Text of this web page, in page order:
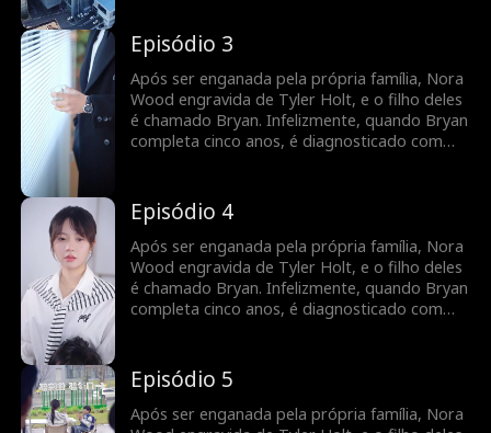
família que Tyler lhe deu, desencadeando uma
busca por Bryan pela família Holt em toda a
cidade. Enquanto isso, Nora se junta ao Holt
Group como secretária de Tyler. À medida
que trabalham juntos, seus sentimentos um
pelo outro crescem, e o relacionamento deles
Episódio 3
Após ser enganada pela própria família, Nora
Wood engravida de Tyler Holt, e o filho deles
é chamado Bryan. Infelizmente, quando Bryan
completa cinco anos, é diagnosticado com
família que Tyler lhe deu, desencadeando uma
busca por Bryan pela família Holt em toda a
cidade. Enquanto isso, Nora se junta ao Holt
Group como secretária de Tyler. À medida
que trabalham juntos, seus sentimentos um
pelo outro crescem, e o relacionamento deles
Episódio 4
Após ser enganada pela própria família, Nora
Wood engravida de Tyler Holt, e o filho deles
é chamado Bryan. Infelizmente, quando Bryan
completa cinco anos, é diagnosticado com
família que Tyler lhe deu, desencadeando uma
busca por Bryan pela família Holt em toda a
cidade. Enquanto isso, Nora se junta ao Holt
Episódio 5
Após ser enganada pela própria família, Nora